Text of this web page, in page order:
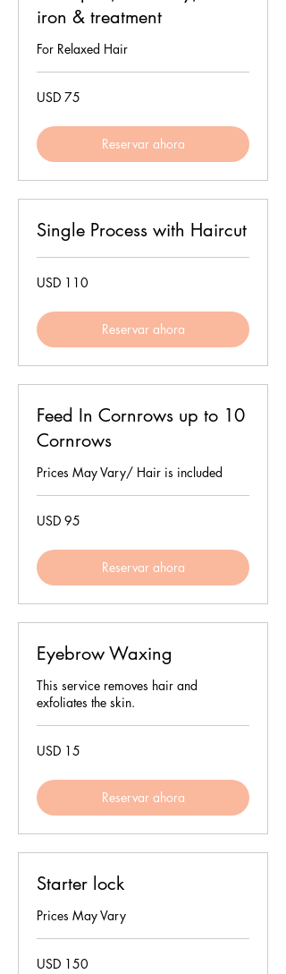
iron & treatment
For Relaxed Hair
75
dólares
USD 75
Reservar ahora
Single Process with Haircut
110
dólares
USD 110
Reservar ahora
Feed In Cornrows up to 10
Cornrows
Prices May Vary/ Hair is included
95
dólares
USD 95
Reservar ahora
Eyebrow Waxing
This service removes hair and
exfoliates the skin.
15
dólares
USD 15
Reservar ahora
Starter lock
Prices May Vary
150
dólares
USD 150